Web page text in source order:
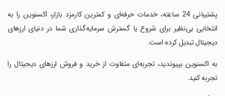
‏پشتیبانی 24 ساعته، خدمات حرفه‌ای و کمترین کارمزد بازار، اکسنوین را به
انتخابی بی‌نظیر برای شروع یا گسترش سرمایه‌گذاری شما در دنیای ارزهای
دیجیتال تبدیل کرده است.
‏به اکسنوین بپیوندید، تجربه‌ای متفاوت از خرید و فروش ارزهای دیجیتال را
تجربه کنید.